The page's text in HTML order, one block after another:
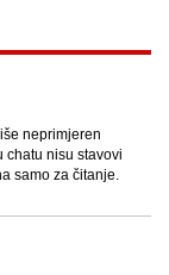
neprimjeren
chatu nisu stavovi
samo za čitanje.